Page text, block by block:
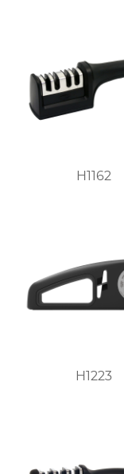
H1162
H1223